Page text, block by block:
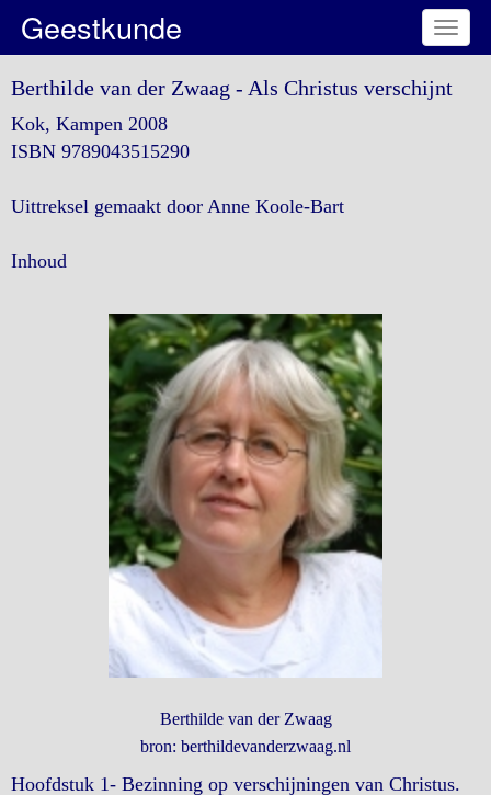
Toggle
Geestkunde
Berthilde van der Zwaag - Als Christus verschijnt
Kok, Kampen 2008
ISBN 9789043515290
Uittreksel gemaakt door Anne Koole-Bart
Inhoud
Berthilde van der Zwaag
bron: berthildevanderzwaag.nl
Hoofdstuk 1- Bezinning op verschijningen van Christus.